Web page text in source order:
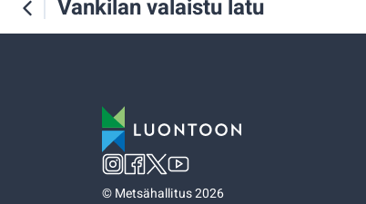
Vankilan valaistu latu
©Metsähallitus 2026